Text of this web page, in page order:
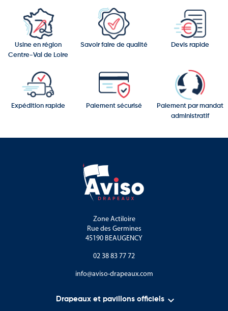
Usine en région
Centre-Val de Loire
Savoir faire de qualité Devis rapide
Expédition rapide Paiement sécurisé
Paiement par mandat
administratif
Zone Actiloire
Rue des Germines
45190 BEAUGENCY
02 38 83 77 72
info@aviso-drapeaux.com
Drapeaux et pavillons officiels 